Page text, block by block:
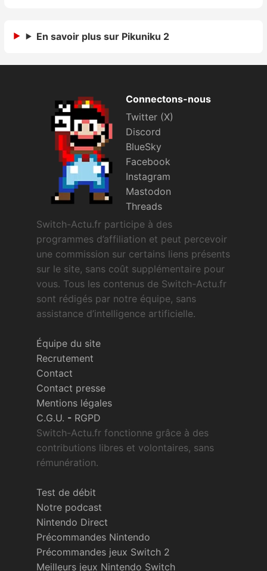
Guides
En savoir plus sur Pikuniku 2
Connectons-nous
Twitter (X)
Discord
BlueSky
Facebook
Instagram
Mastodon
Threads
Switch-Actu.fr participe à des
programmes d’affiliation et peut percevoir
une commission sur certains liens présents
sur le site, sans coût supplémentaire pour
vous. Tous les contenus de Switch-Actu.fr
sont rédigés par notre équipe, sans
assistance d’intelligence artificielle.
Équipe du site
Recrutement
Contact
Contact presse
Mentions légales
C.G.U. - RGPD
Switch-Actu.fr fonctionne grâce à des
contributions libres et volontaires, sans
rémunération.
Test de débit
Notre podcast
Nintendo Direct
Précommandes Nintendo
Précommandes jeux Switch 2
Meilleurs jeux Nintendo Switch